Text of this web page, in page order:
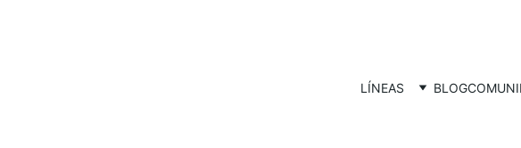
LÍNEAS BLOG